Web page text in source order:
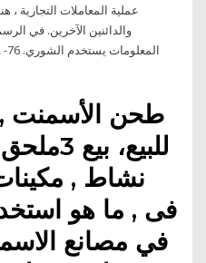
عملية المعاملات التجارية ،
والدائنين الآخرين. في
طحن الأسمنت
للبيع،
نشاط ,
فى , ما هو
في مصانع